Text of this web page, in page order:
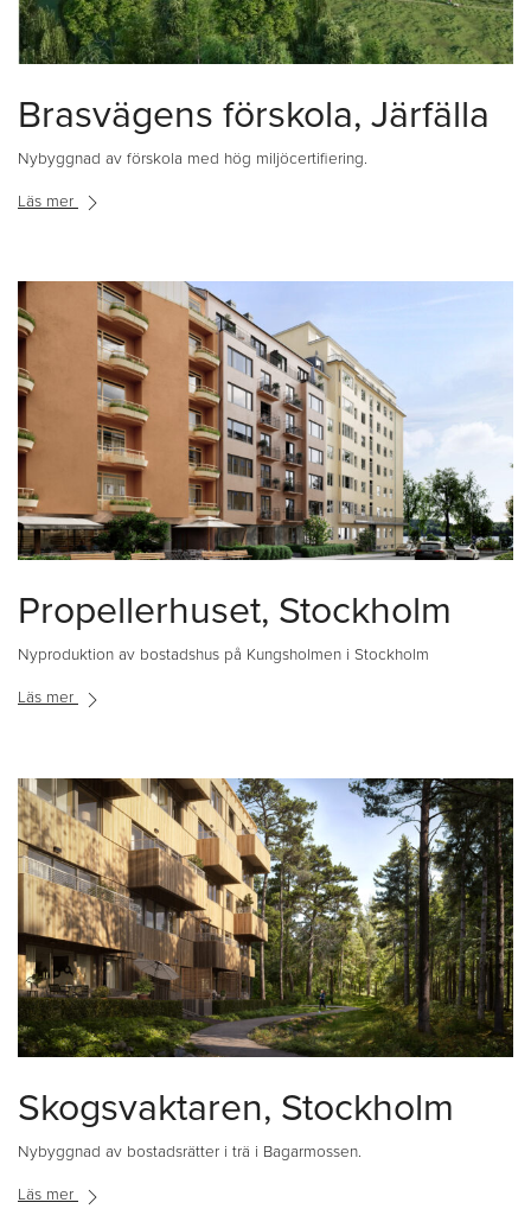
Brasvägens förskola, Järfälla
Nybyggnad av förskola med hög miljöcertifiering.
Läs mer
Propellerhuset, Stockholm
Nyproduktion av bostadshus på Kungsholmen i Stockholm
Läs mer
Skogsvaktaren, Stockholm
Nybyggnad av bostadsrätter i trä i Bagarmossen.
Läs mer